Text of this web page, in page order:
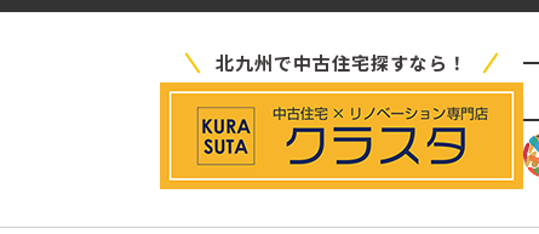
北九州で中古住宅探すなら！